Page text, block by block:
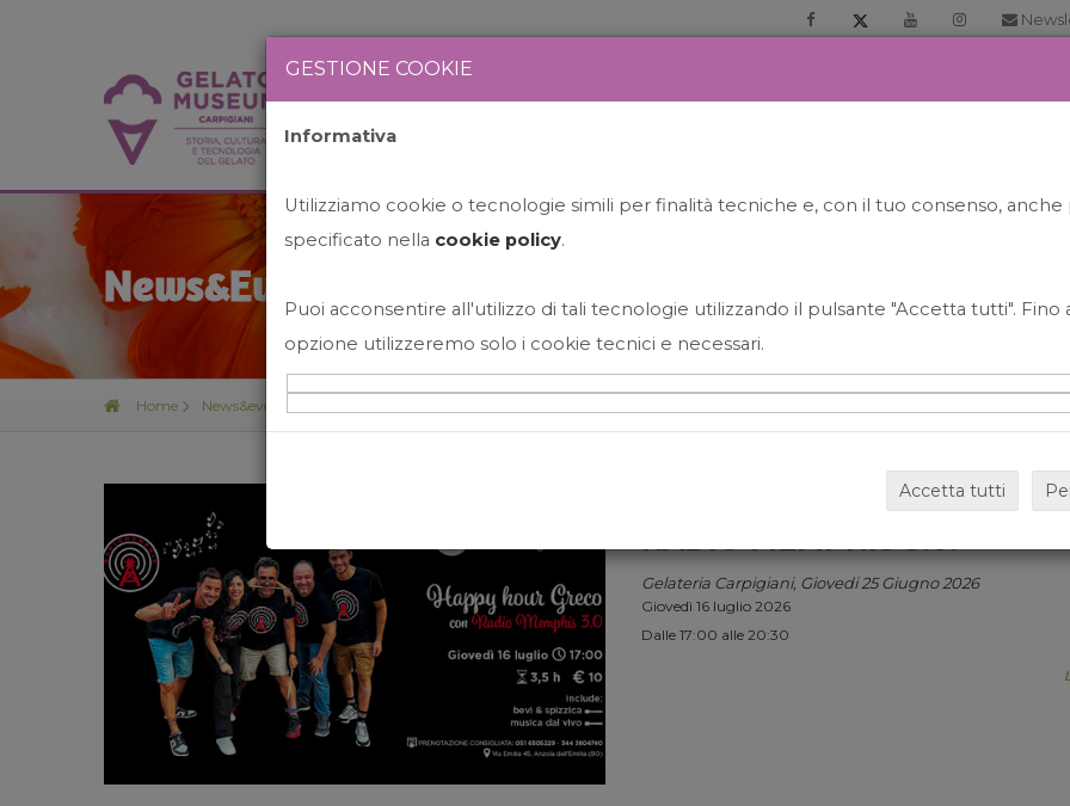
News&Events
Home News&events
HAPPY HOUR GRECO CON
RADIO MEMPHIS 3.0.
Gelateria Carpigiani, Giovedi 25 Giugno 2026
Giovedì 16 luglio 2026
Dalle 17:00 alle 20:30
GESTIONE COOKIE
Informativa
Utilizziamo cookie o tecnologie simili per finalità tecniche e, con il tuo consenso,
specificato nella cookie policy.
Puoi acconsentire all'utilizzo di tali tecnologie utilizzando il pulsante "Accetta tutti". Fino
opzione utilizzeremo solo i cookie tecnici e necessari.
Accetta tutti